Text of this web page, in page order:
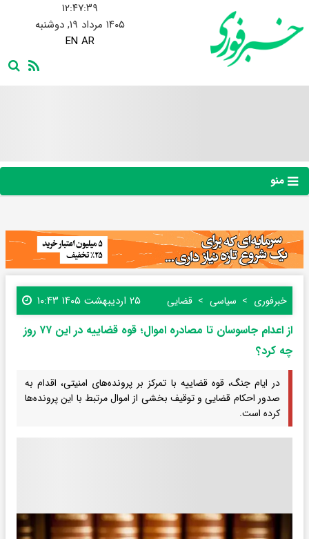
۱۲:۴۷:۴۰
۱۴۰۵ مرداد ۱۹, دوشنبه
EN AR
منو
خبرفوری سیاسی قضایی ۲۵ اردیبهشت ۱۴۰۵ ۱۰:۴۳
از اعدام جاسوسان تا مصادره اموال؛ قوه قضاییه در این ۷۷ روز
چه کرد؟
در ایام جنگ، قوه قضاییه با تمرکز بر پرونده‌های امنیتی، اقدام به
صدور احکام قضایی و توقیف بخشی از اموال مرتبط با این پرونده‌ها
کرده است.